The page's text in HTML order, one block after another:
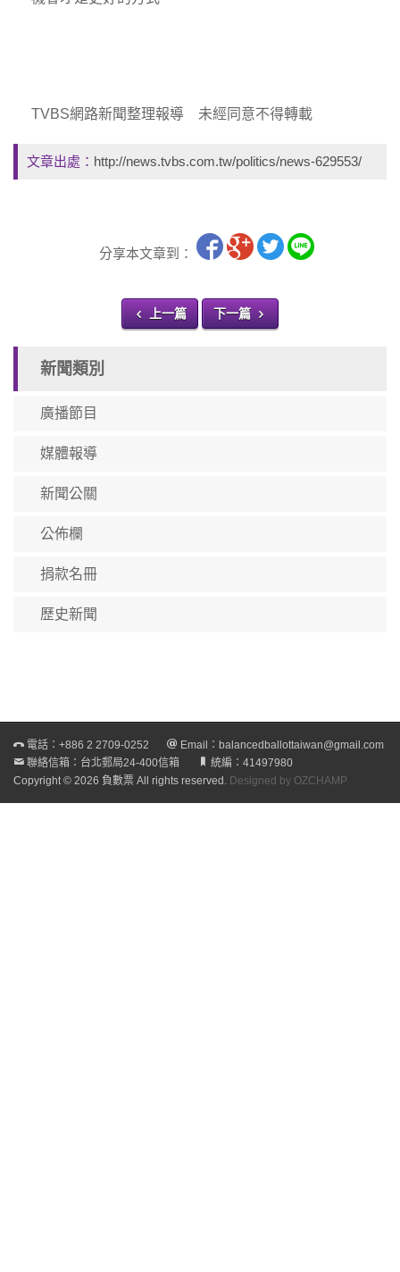
TVBS網路新聞整理報導 未經同意不得轉載
文章出處： http://news.tvbs.com.tw/politics/news-629553/
分享本文章到：
上一篇 下一篇
新聞類別
廣播節目
媒體報導
新聞公關
公佈欄
捐款名冊
歷史新聞
電話： +886 2 2709-0252 Email： balancedballottaiwan@gmail.com
聯絡信箱：台北郵局24-400信箱
統編：41497980
Copyright © 2026 負數票 All rights reserved. Designed by OZCHAMP